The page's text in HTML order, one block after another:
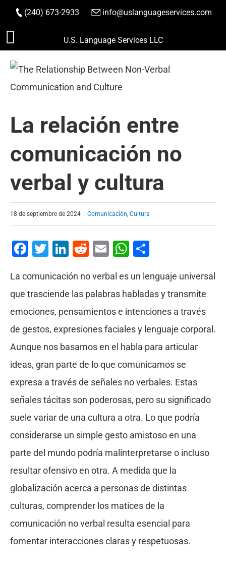
Saltar
contenido
(240) 673-2933 info@uslanguageservices.com
HACER PEDIDO
U.S. Language Services LLC
La relación entre
comunicación no
verbal y cultura
18 de septiembre de 2024 Comunicación, Cultura
Facebook
Twitter
LinkedIn
Reddit
EmailWhatsApp
La comunicación no verbal es un lenguaje universal
que trasciende las palabras habladas y transmite
emociones, pensamientos e intenciones a través
de gestos, expresiones faciales y lenguaje corporal.
Aunque nos basamos en el habla para articular
ideas, gran parte de lo que comunicamos se
expresa a través de señales no verbales. Estas
señales tácitas son poderosas, pero su significado
suele variar de una cultura a otra. Lo que podría
considerarse un simple gesto amistoso en una
parte del mundo podría malinterpretarse o incluso
resultar ofensivo en otra. A medida que la
globalización acerca a personas de distintas
culturas, comprender los matices de la
comunicación no verbal resulta esencial para
fomentar interacciones claras y respetuosas.